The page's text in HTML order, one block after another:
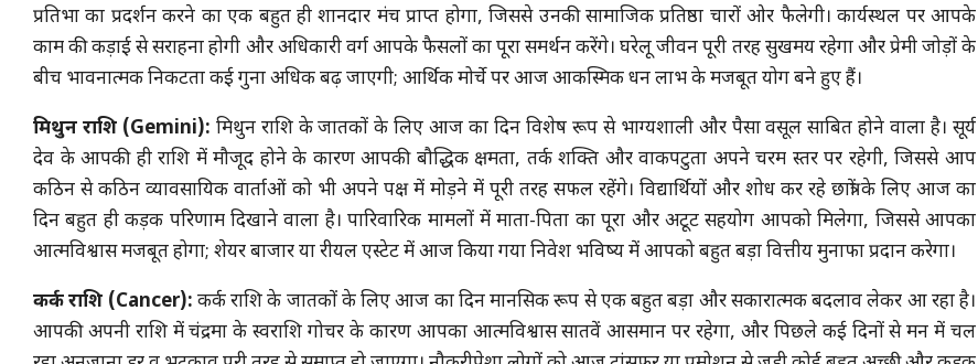
प्रतिभा का प्रदर्शन करने का एक बहुत ही शानदार मंच प्राप्त होगा, जिससे उनकी सामाजिक प्रतिष्ठा चारों ओर फैलेगी। कार्यस्थल पर आपके
काम की कड़ाई से सराहना होगी और अधिकारी वर्ग आपके फैसलों का पूरा समर्थन करेंगे। घरेलू जीवन पूरी तरह सुखमय रहेगा और प्रेमी जोड़ों के
बीच भावनात्मक निकटता कई गुना अधिक बढ़ जाएगी; आर्थिक मोर्चे पर आज आकस्मिक धन लाभ के मजबूत योग बने हुए हैं।
मिथुन राशि (Gemini): मिथुन राशि के जातकों के लिए आज का दिन विशेष रूप से भाग्यशाली और पैसा वसूल साबित होने वाला है। सूर्य
देव के आपकी ही राशि में मौजूद होने के कारण आपकी बौद्धिक क्षमता, तर्क शक्ति और वाकपटुता अपने चरम स्तर पर रहेगी, जिससे आप
कठिन से कठिन व्यावसायिक वार्ताओं को भी अपने पक्ष में मोड़ने में पूरी तरह सफल रहेंगे। विद्यार्थियों और शोध कर रहे छात्रों के लिए आज का
दिन बहुत ही कड़क परिणाम दिखाने वाला है। पारिवारिक मामलों में माता-पिता का पूरा और अटूट सहयोग आपको मिलेगा, जिससे आपका
आत्मविश्वास मजबूत होगा; शेयर बाजार या रीयल एस्टेट में आज किया गया निवेश भविष्य में आपको बहुत बड़ा वित्तीय मुनाफा प्रदान करेगा।
कर्क राशि (Cancer): कर्क राशि के जातकों के लिए आज का दिन मानसिक रूप से एक बहुत बड़ा और सकारात्मक बदलाव लेकर आ रहा है।
आपकी अपनी राशि में चंद्रमा के स्वराशि गोचर के कारण आपका आत्मविश्वास सातवें आसमान पर रहेगा, और पिछले कई दिनों से मन में चल